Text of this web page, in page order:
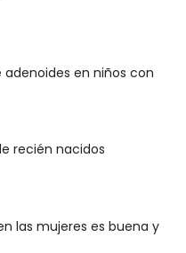
en niños con
recién nacidos
las mujeres es buena y